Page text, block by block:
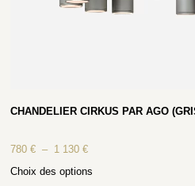
CHANDELIER CIRKUS PAR AGO
780€ – 1 130€
Choix des options